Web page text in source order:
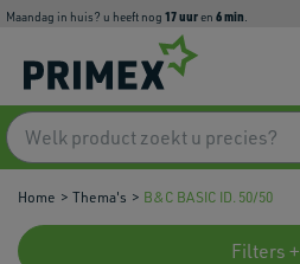
maandag in huis? u heeft nog 17uuren 6min
Home Thema's B&C BASIC ID. 50/50
Filters +